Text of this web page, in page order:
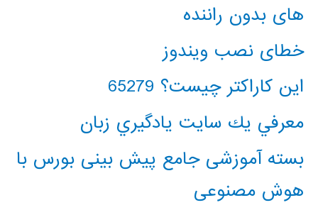
های بدون راننده
خطای نصب ویندوز
این کاراکتر چیست؟ 65279
معرفي يك سايت يادگيري زبان
بسته آموزشی جامع پیش بینی بورس با
هوش مصنوعی